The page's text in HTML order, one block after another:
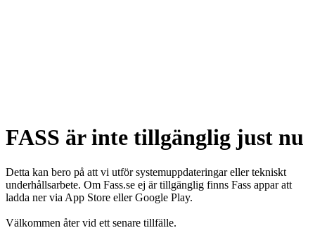
FASS är inte tillgänglig just nu
Detta kan bero på att vi utför systemuppdateringar eller tekniskt
underhållsarbete. Om Fass.se ej är tillgänglig finns Fass appar att
ladda ner via App Store eller Google Play.
Välkommen åter vid ett senare tillfälle.